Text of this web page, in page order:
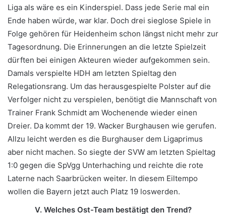
Liga als wäre es ein Kinderspiel. Dass jede Serie mal ein
Ende haben würde, war klar. Doch drei sieglose Spiele in
Folge gehören für Heidenheim schon längst nicht mehr zur
Tagesordnung. Die Erinnerungen an die letzte Spielzeit
dürften bei einigen Akteuren wieder aufgekommen sein.
Damals verspielte HDH am letzten Spieltag den
Relegationsrang. Um das herausgespielte Polster auf die
Verfolger nicht zu verspielen, benötigt die Mannschaft von
Trainer Frank Schmidt am Wochenende wieder einen
Dreier. Da kommt der 19. Wacker Burghausen wie gerufen.
Allzu leicht werden es die Burghauser dem Ligaprimus
aber nicht machen. So siegte der SVW am letzten Spieltag
1:0 gegen die SpVgg Unterhaching und reichte die rote
Laterne nach Saarbrücken weiter. In diesem Eiltempo
wollen die Bayern jetzt auch Platz 19 loswerden.
V. Welches Ost-Team bestätigt den Trend?